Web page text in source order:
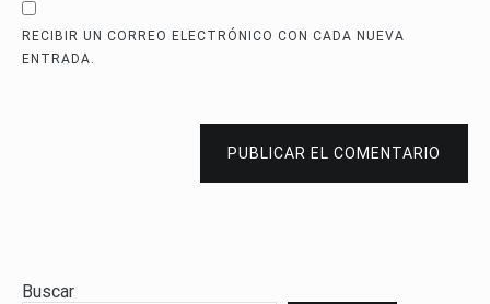
RECIBIR UN CORREO ELECTRÓNICO CON CADA NUEVA
ENTRADA.
PUBLICAR EL COMENTARIO
Buscar